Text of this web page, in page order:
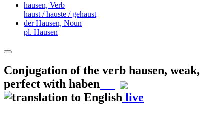
hausen, Verb
haust / hauste / gehaust
der Hausen, Noun
pl. Hausen
Conjugation of the verb hausen, weak,
perfect with haben
live